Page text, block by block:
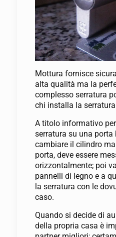
Mottura fornisce
alta qualità ma la
complesso serratura
chi installa la
A titolo informativo
serratura su una
cambiare il cilindro
porta, deve essere
orizzontalmente; poi
pannelli di legno e a
la serratura con le
caso.
Quando si decide di
della propria casa è